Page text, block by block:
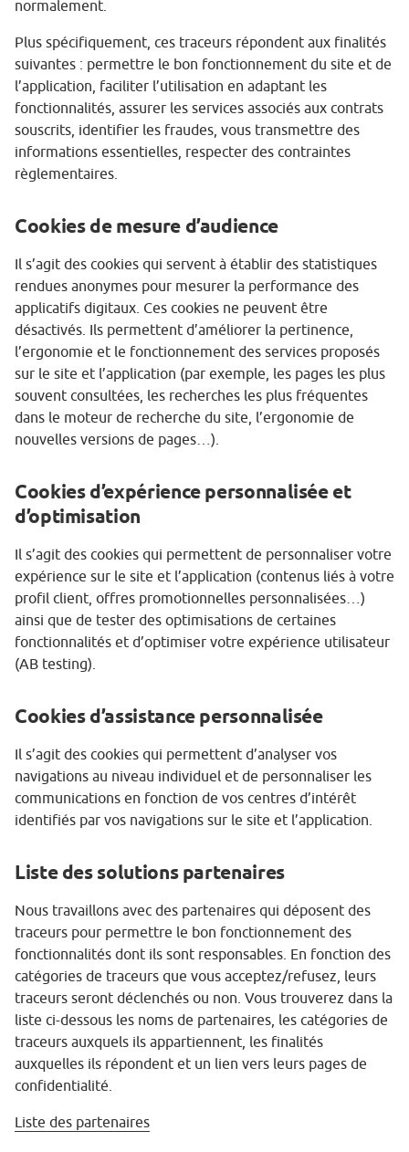
normalement.
Plus spécifiquement, ces traceurs répondent aux finalités
suivantes : permettre le bon fonctionnement du site et de
l’application, faciliter l’utilisation en adaptant les
fonctionnalités, assurer les services associés aux contrats
souscrits, identifier les fraudes, vous transmettre des
informations essentielles, respecter des contraintes
règlementaires.
Cookies de mesure d’audience
Il s’agit des cookies qui servent à établir des statistiques
rendues anonymes pour mesurer la performance des
applicatifs digitaux. Ces cookies ne peuvent être
désactivés. Ils permettent d’améliorer la pertinence,
l’ergonomie et le fonctionnement des services proposés
sur le site et l’application (par exemple, les pages les plus
souvent consultées, les recherches les plus fréquentes
dans le moteur de recherche du site, l’ergonomie de
nouvelles versions de pages…).
Cookies d’expérience personnalisée et
d’optimisation
Il s’agit des cookies qui permettent de personnaliser votre
expérience sur le site et l’application (contenus liés à votre
profil client, offres promotionnelles personnalisées…)
ainsi que de tester des optimisations de certaines
fonctionnalités et d’optimiser votre expérience utilisateur
(AB testing).
Cookies d’assistance personnalisée
Il s’agit des cookies qui permettent d’analyser vos
navigations au niveau individuel et de personnaliser les
communications en fonction de vos centres d’intérêt
identifiés par vos navigations sur le site et l’application.
Liste des solutions partenaires
Nous travaillons avec des partenaires qui déposent des
traceurs pour permettre le bon fonctionnement des
fonctionnalités dont ils sont responsables. En fonction des
catégories de traceurs que vous acceptez/refusez, leurs
traceurs seront déclenchés ou non. Vous trouverez dans la
liste ci-dessous les noms de partenaires, les catégories de
traceurs auxquels ils appartiennent, les finalités
auxquelles ils répondent et un lien vers leurs pages de
confidentialité.
Liste des partenaires